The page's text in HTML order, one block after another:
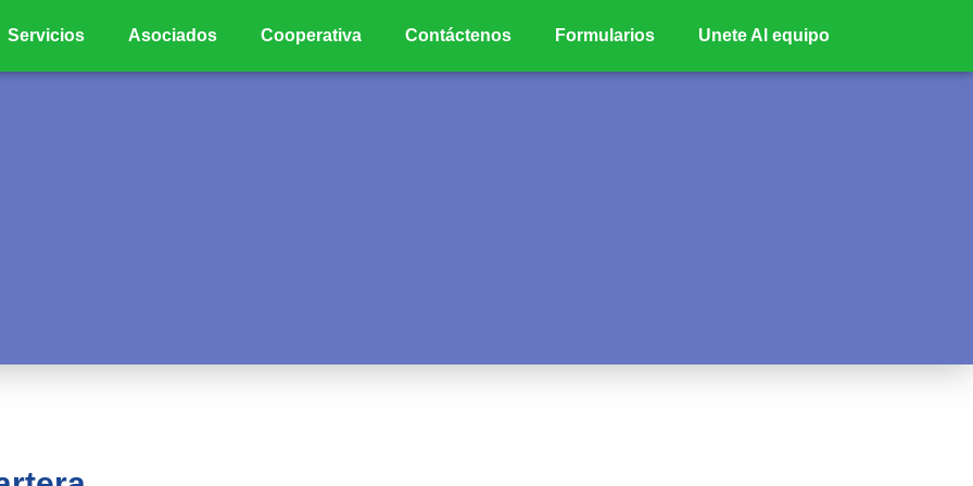
Servicios Asociados Cooperativa Contáctenos Formularios Unete Al equipo